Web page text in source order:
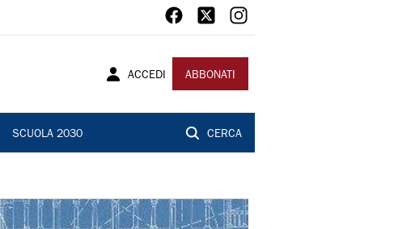
ACCEDI ABBONATI
SCUOLA 2030 CERCA